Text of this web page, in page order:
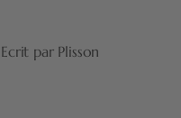
Ecrit par Plisson